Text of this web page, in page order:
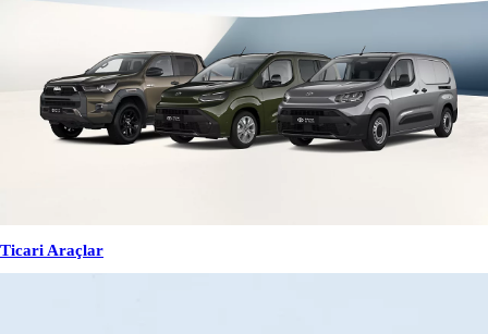
Ticari Araçlar